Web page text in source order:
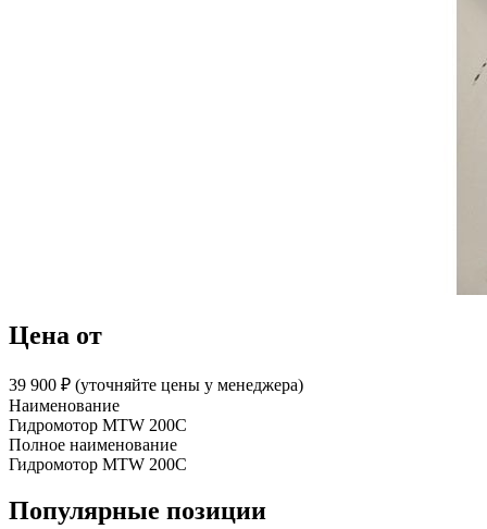
Цена от
39 900 ₽︁ (уточняйте цены у менеджера)
Наименование
Гидромотор MTW 200С
Полное наименование
Гидромотор MTW 200С
Популярные позиции